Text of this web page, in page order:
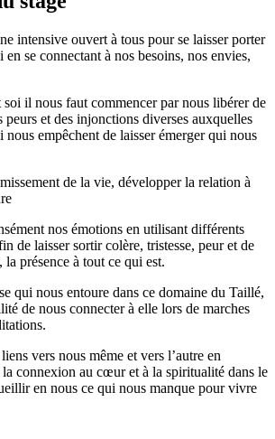
intensive ouvert à tous pour se laisser porter
se connectant à nos besoins, nos envies,
il nous faut commencer par nous libérer de
peurs et des injonctions diverses auxquelles
nous empêchent de laisser émerger qui nous
de la vie, développer la relation à
nos émotions en utilisant différents
de laisser sortir colère, tristesse, peur et de
présence à tout ce qui est.
qui nous entoure dans ce domaine du Taillé,
de nous connecter à elle lors de marches
vers nous même et vers l’autre en
la connexion au cœur et à la spiritualité dans le
en nous ce qui nous manque pour vivre